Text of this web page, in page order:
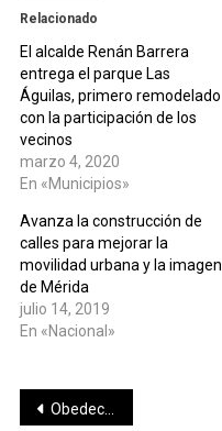
Relacionado
El alcalde Renán Barrera
entrega el parque Las
Águilas, primero remodelado
con la participación de los
vecinos
marzo 4, 2020
En «Municipios»
Avanza la construcción de
calles para mejorar la
movilidad urbana y la imagen
de Mérida
julio 14, 2019
En «Nacional»
Navegación
Obedecen agenda legislativa de Movimiento Ciudadano al clamor de la sociedad yucateca